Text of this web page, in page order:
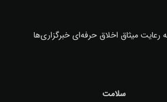
رعایت میثاق اخلاق حرفه‌ای خبرگزاری‌ها
سلامت